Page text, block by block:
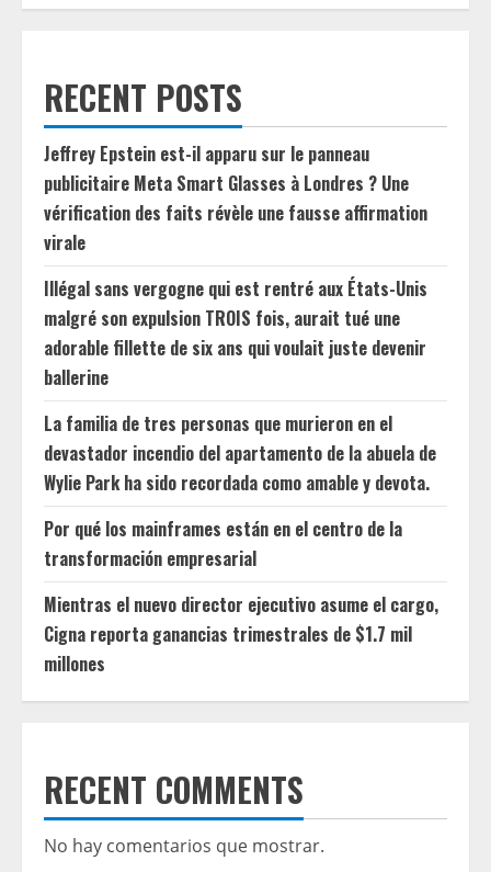
RECENT POSTS
Jeffrey Epstein est-il apparu sur le panneau
publicitaire Meta Smart Glasses à Londres ? Une
vérification des faits révèle une fausse affirmation
virale
Illégal sans vergogne qui est rentré aux États-Unis
malgré son expulsion TROIS fois, aurait tué une
adorable fillette de six ans qui voulait juste devenir
ballerine
La familia de tres personas que murieron en el
devastador incendio del apartamento de la abuela de
Wylie Park ha sido recordada como amable y devota.
Por qué los mainframes están en el centro de la
transformación empresarial
Mientras el nuevo director ejecutivo asume el cargo,
Cigna reporta ganancias trimestrales de $1.7 mil
millones
RECENT COMMENTS
No hay comentarios que mostrar.